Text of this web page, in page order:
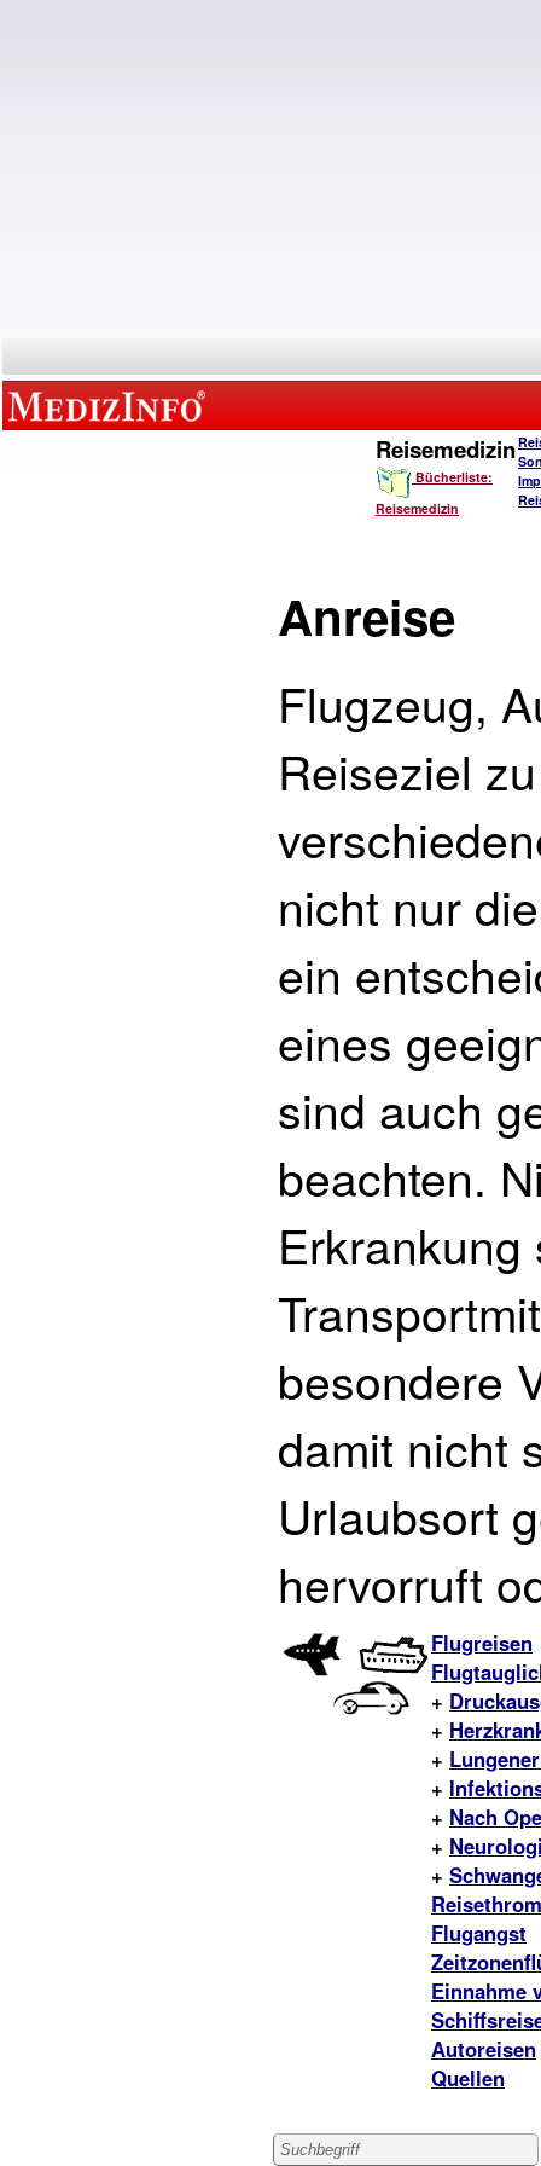
Reisemedizin
Bücherliste:
Reisemedizin
Anreise
Flugzeug,
Reiseziel
nicht nur
ein
eines
sind auch
beachten.
besondere
damit nicht
Urlaubsort
hervorruft
Flugreisen
+
+
+
+
+ Nach
+
+
Flugangst
Einnahme
Autoreisen
Quellen